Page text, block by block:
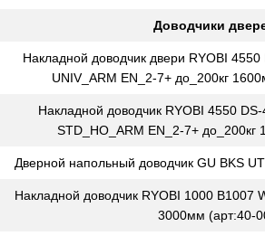
Доводчики
Накладной доводчик двери RYOBI
UNIV_ARM EN_2-7+ до_200кг
Накладной доводчик RYOBI 4550
STD_HO_ARM EN_2-7+
Дверной напольный доводчик GU BKS
Накладной доводчик RYOBI 1000 B1007
3000мм (арт:40-